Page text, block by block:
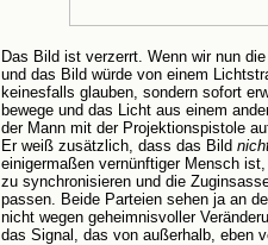
Das Bild ist verzerrt. Wenn wir nun
und das Bild würde von einem
keinesfalls glauben, sondern sofort
bewege und das Licht aus einem
der Mann mit der Projektionspistole
Er weiß zusätzlich, dass das Bild
einigermaßen vernünftiger Mensch
zu synchronisieren und die
passen. Beide Parteien sehen ja an
nicht wegen geheimnisvoller
das Signal, das von außerhalb, eben